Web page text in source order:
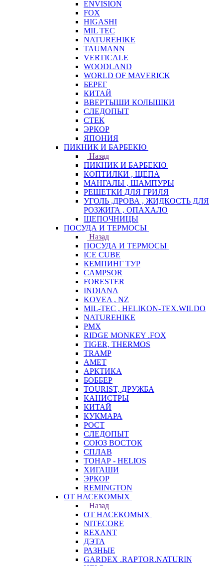
ENVISION
FOX
HIGASHI
MIL TEC
NATUREHIKE
TAUMANN
VERTICALE
WOODLAND
WORLD OF MAVERICK
БЕРЕГ
КИТАЙ
ВВЕРТЫШИ КОЛЫШКИ
СЛЕДОПЫТ
СТЕК
ЭРКОР
ЯПОНИЯ
ПИКНИК И БАРБЕКЮ
Назад
ПИКНИК И БАРБЕКЮ
КОПТИЛКИ , ЩЕПА
МАНГАЛЫ , ШАМПУРЫ
РЕШЕТКИ ДЛЯ ГРИЛЯ
УГОЛЬ ,ДРОВА , ЖИДКОСТЬ ДЛЯ
РОЗЖИГА , ОПАХАЛО
ЩЕПОЧНИЦЫ
ПОСУДА И ТЕРМОСЫ
Назад
ПОСУДА И ТЕРМОСЫ
ICE CUBE
КЕМПИНГ ТУР
CAMPSOR
FORESTER
INDIANA
KOVEA , NZ
MIL-TEC , HELIKON-TEX.WILDO
NATUREHIKE
PMX
RIDGE MONKEY .FOX
TIGER, THERMOS
TRAMP
АМЕТ
АРКТИКА
БОББЕР
TOURIST, ДРУЖБА
КАНИСТРЫ
КИТАЙ
КУКМАРА
РОСТ
СЛЕДОПЫТ
СОЮЗ ВОСТОК
СПЛАВ
ТОНАР - HELIOS
ХИГАШИ
ЭРКОР
REMINGTON
ОТ НАСЕКОМЫХ
Назад
ОТ НАСЕКОМЫХ
NITECORE
REXANT
ДЭТА
РАЗНЫЕ
GARDEX .RAPTOR.NATURIN